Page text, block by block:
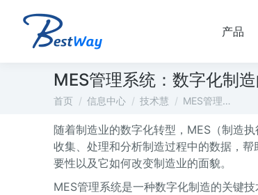
产品
MES管理系统：数字化制
您在这里：
首页 信息中心 技术慧 MES管理…
随着制造业的数字化转型，MES（制造
收集、处理和分析制造过程中的数据，
要性以及它如何改变制造业的面貌。
MES管理系统是一种数字化制造的关键